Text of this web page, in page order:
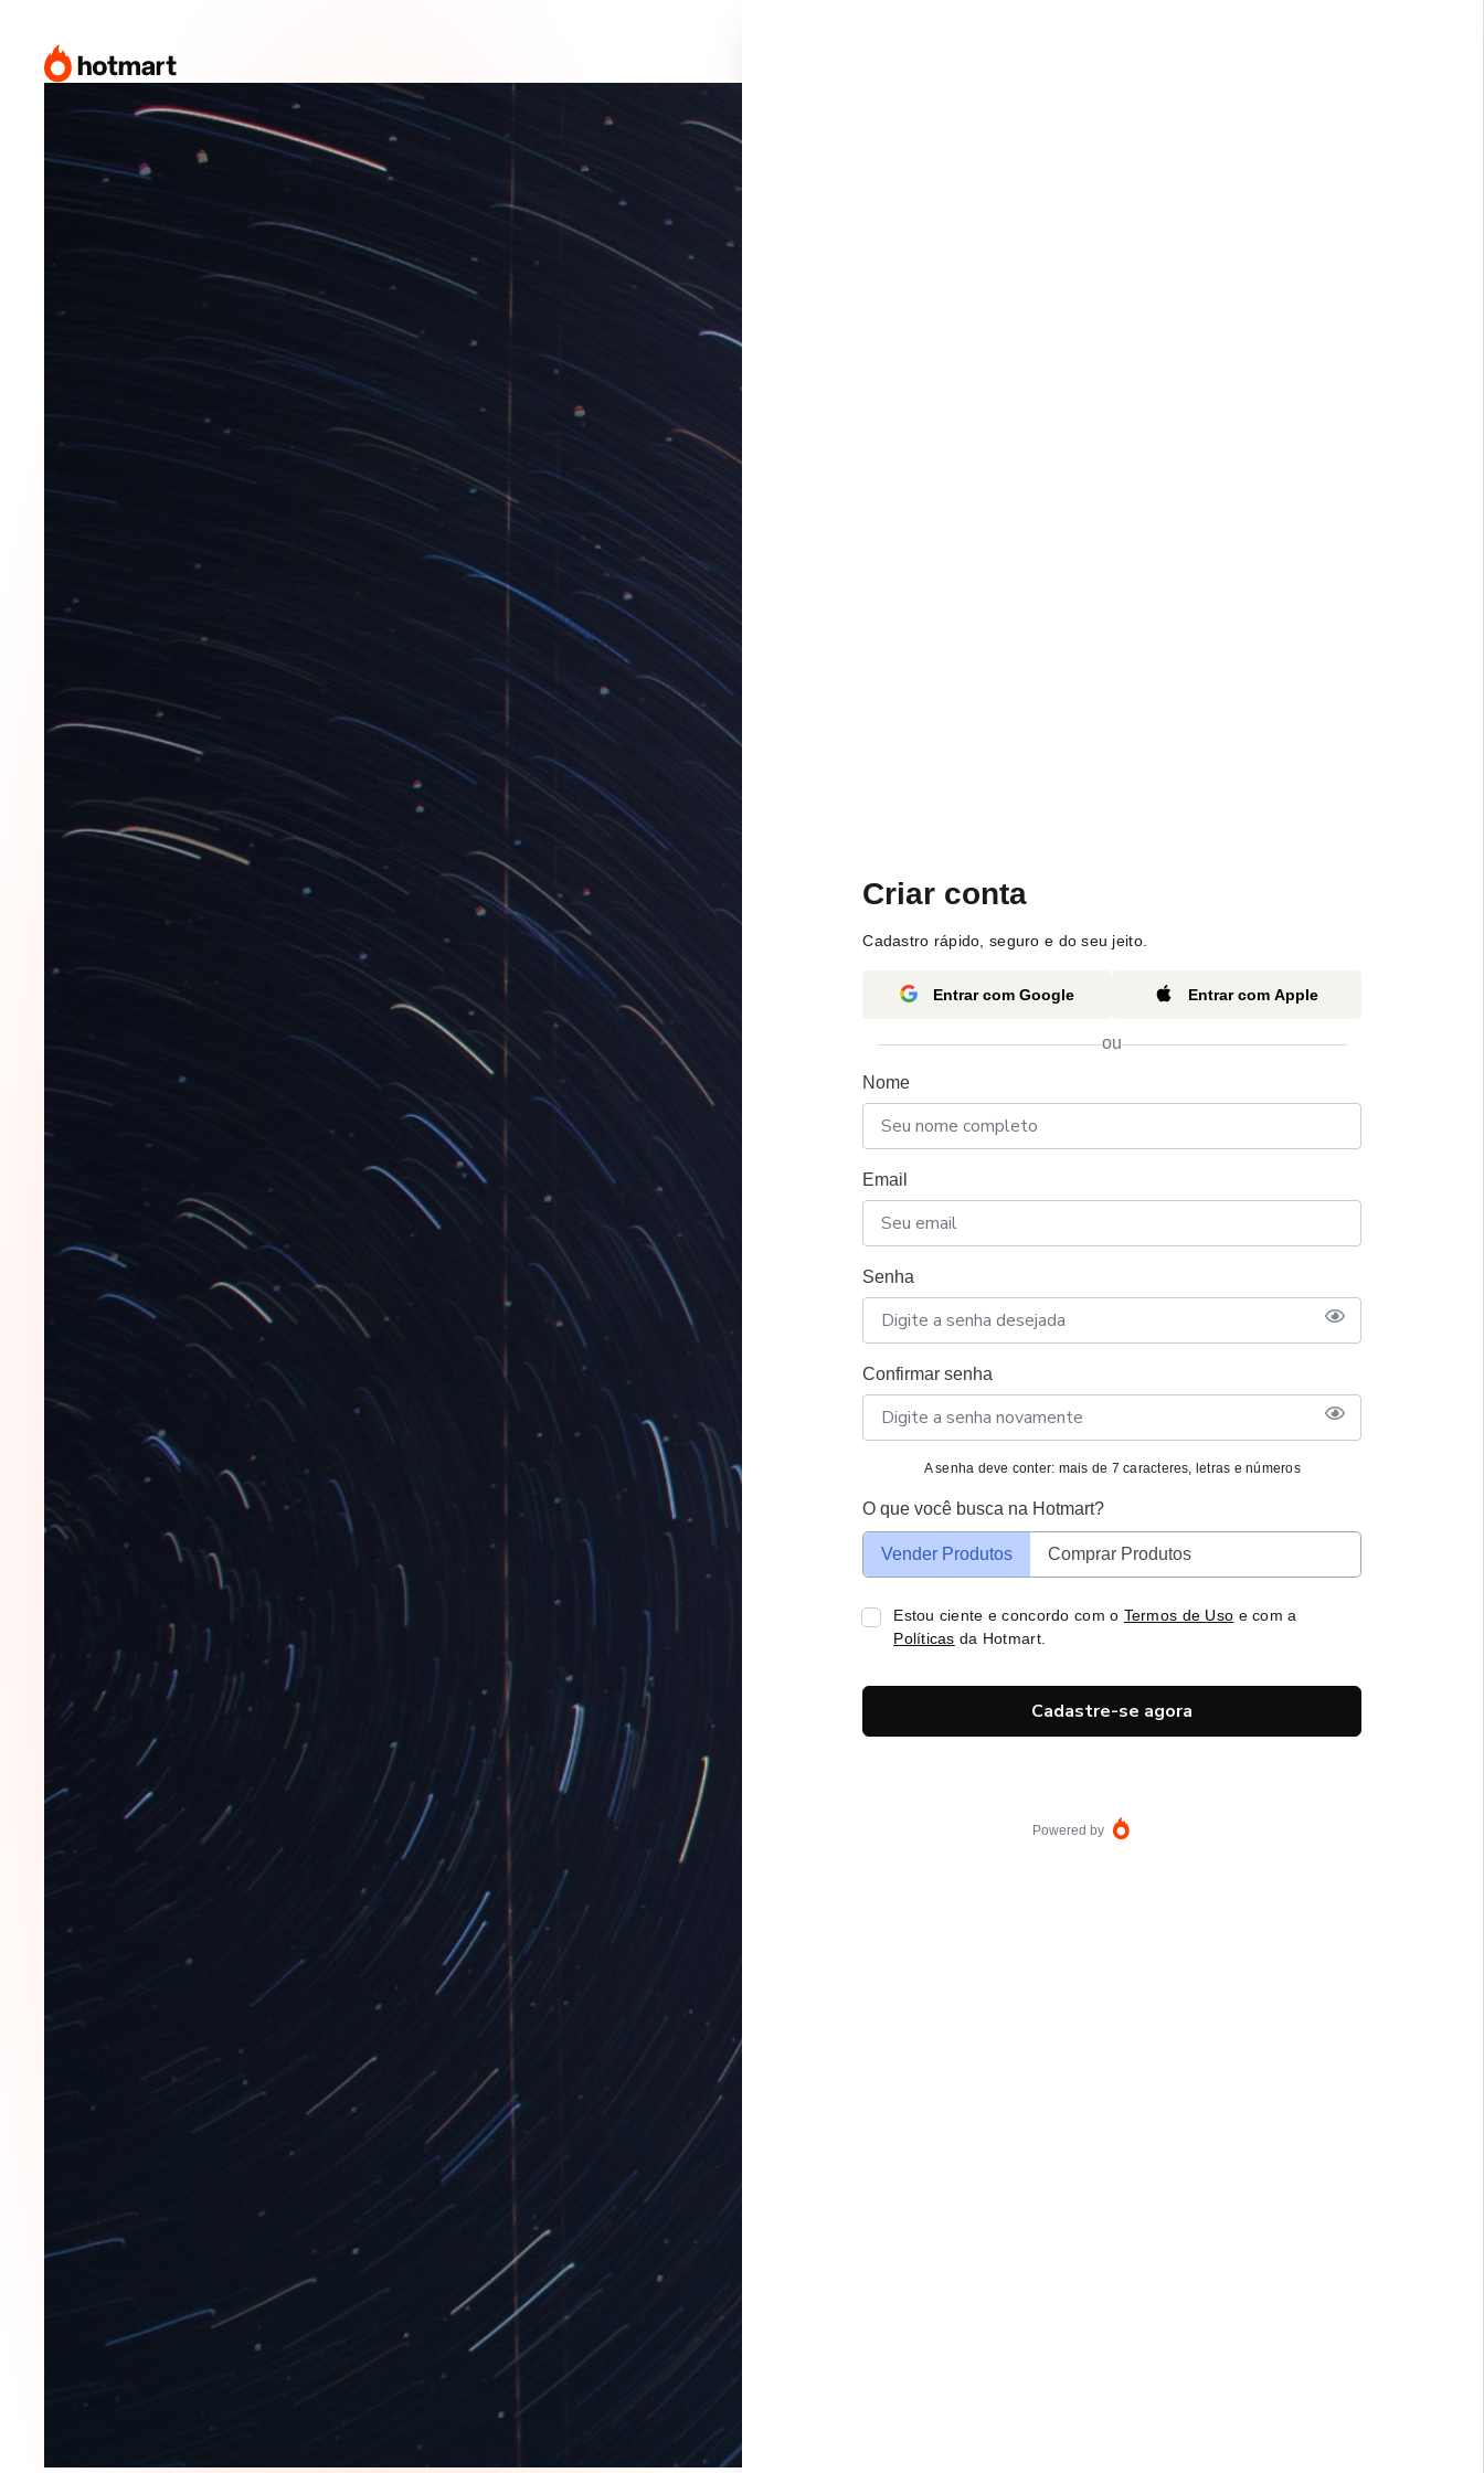
Criar conta
Cadastro rápido, seguro e do seu jeito.
Entrar com Google Entrar com Apple
ou
Nome
Email
Senha
Confirmar senha
A senha deve conter: mais de 7 caracteres, letras e números
O que você busca na Hotmart?
Vender Produtos Comprar Produtos
Estou ciente e concordo com o Termos de Uso e com a
Políticas da Hotmart.
Cadastre-se agora
Powered by